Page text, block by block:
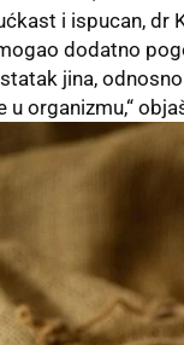
i ispucan, dr
dodatno
jina,
organizmu,“